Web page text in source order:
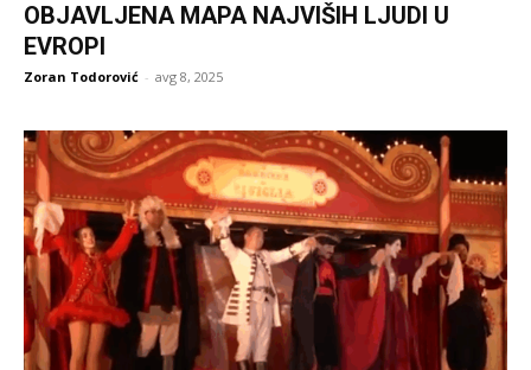
OBJAVLJENA MAPA NAJVIŠIH LJUDI U
EVROPI
Zoran Todorović - avg 8, 2025